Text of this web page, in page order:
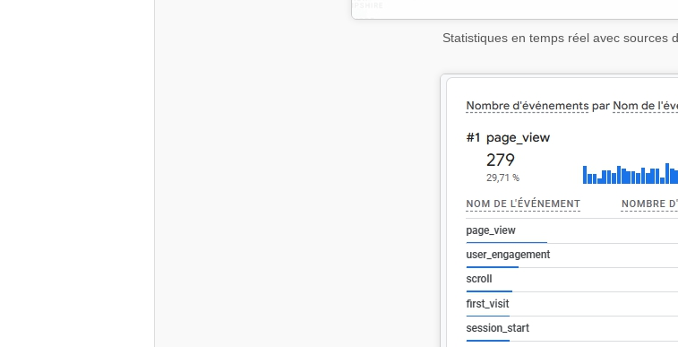
Statistiques en temps réel avec sources